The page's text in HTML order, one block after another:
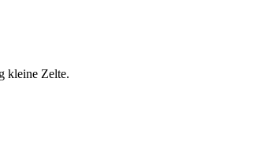
kleine Zelte.